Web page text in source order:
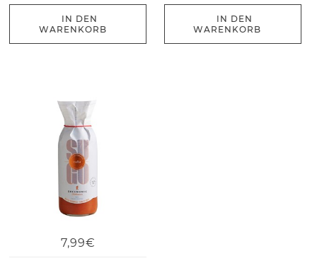
IN DEN
WARENKORB
IN DEN
WARENKORB
7,99€